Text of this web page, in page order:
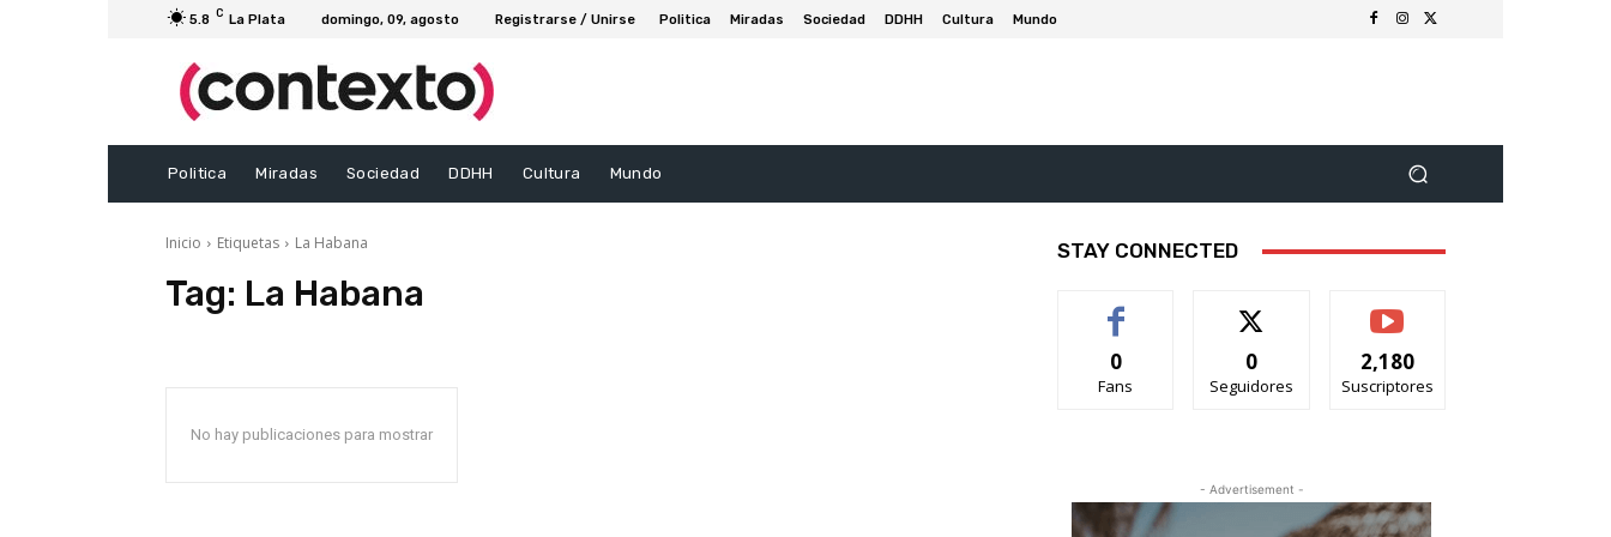
5.8 C La Plata domingo, 09, agosto Registrarse / Unirse Politica Miradas Sociedad DDHH Cultura Mundo
Politica Miradas Sociedad DDHH Cultura Mundo
Inicio Etiquetas La Habana
Tag: La Habana
No hay publicaciones para mostrar
STAY CONNECTED
0
Fans
0
Seguidores
2,180
Suscriptores
- Advertisement -